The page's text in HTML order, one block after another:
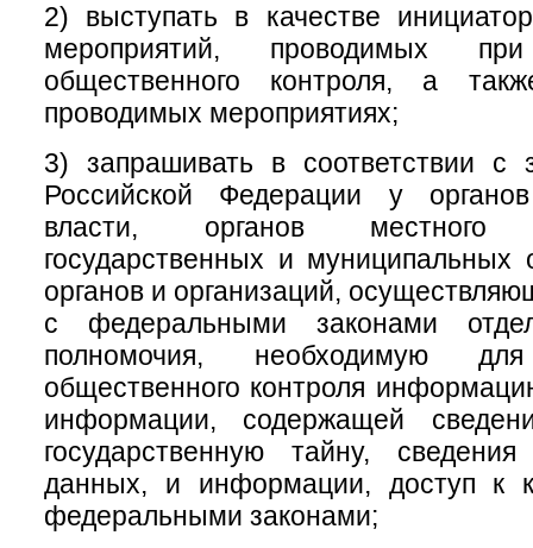
2) выступать в качестве
мероприятий, проводимых при
общественного контроля, а
проводимых мероприятиях;
3) запрашивать в соответствии с
Российской Федерации у органов
власти, органов местного
государственных и муниципальных
органов и организаций,
с федеральными законами
полномочия, необходимую для
общественного контроля
информации, содержащей
государственную тайну,
данных, и информации, доступ к
федеральными законами;